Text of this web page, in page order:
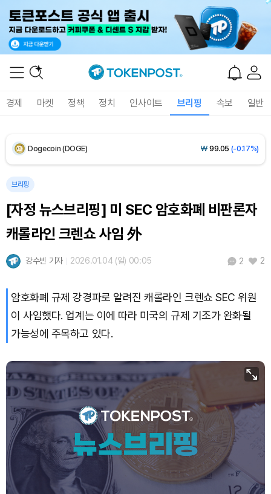
경제 마켓 정책 정치 인사이트 브리핑 속보 일반
Solana (SOL) ₩107,876(+1.36%)
Bitcoin (BTC) 91,768,318(+0.27%)
브리핑
[자정 뉴스브리핑] 미 SEC 암호화폐 비판론자
캐롤라인 크렌쇼 사임 外
강수빈 기자 2026.01.04 (일) 00:05 2 2
암호화폐 규제 강경파로 알려진 캐롤라인 크렌쇼 SEC 위원
이 사임했다. 업계는 이에 따라 미국의 규제 기조가 완화될
가능성에 주목하고 있다.